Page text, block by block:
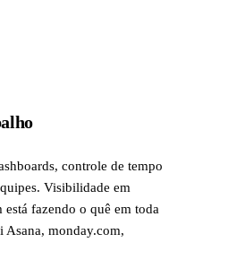
controle de tempo
Visibilidade em
está fazendo o quê em toda
Asana, monday.com,